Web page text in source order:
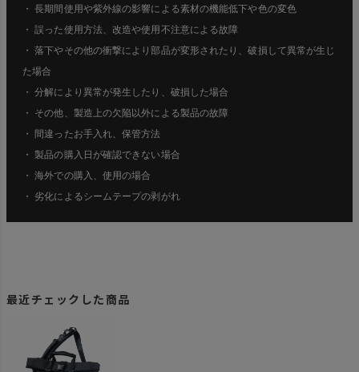
・ 長期間使用や紫外線の影響による素材の機能低下や色の変色
・ 誤った使用方法、改造や使用不注意による故障
・ 落下やその他の衝撃により部品が変形されたり、破損して異常が生じ
た場合
・ 分解により異常が発生したり、破損した場合
・ その他、製造上の欠陥以外による製品の故障
・ 間違ったお手入れ、保管方法
・ 製品の購入日が確認できない場合
・ 海外での購入、使用の場合
・ 劣化によるシームテープの剥がれ
最近チェックした商品